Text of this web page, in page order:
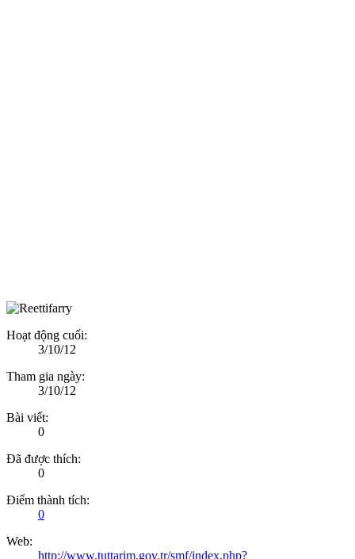
Hoạt động cuối:
3/10/12
Tham gia ngày:
3/10/12
Bài viết:
0
Đã được thích:
0
Điểm thành tích:
0
Web:
http://www.tuttarim.gov.tr/smf/index.php?